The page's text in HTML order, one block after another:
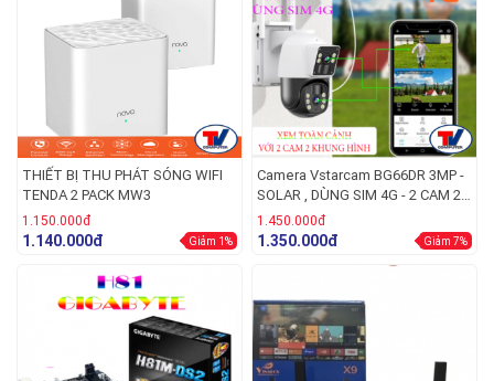
THIẾT BỊ THU PHÁT SÓNG WIFI
TENDA 2 PACK MW3
1.150.000đ
1.140.000đ Giảm 1%
Camera Vstarcam BG66DR 3MP -
SOLAR , DÙNG SIM 4G - 2 CAM 2
KHUNG HÌNH
1.450.000đ
1.350.000đ Giảm 7%